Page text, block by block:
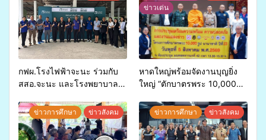
กฟผ.โรงไฟฟ้าจะนะ ร่วมกับ
สสอ.จะนะ และโรงพยาบาล
แพทย์เคลื่อนที่ ประจำปี 2569
ข่าวเด่น
หาดใหญ่พร้อมจัดงานบุญยิ่ง
ใหญ่ “ตักบาตรพระ 10,000
พ่อ” ปีที่ 23 รวมพลัง
พุทธศาสนิกชน 4 ประเทศ
สืบสานประเพณีแห่งศรัทธา
ข่าวการศึกษา ข่าวสังคม ข่าวการศึกษา ข่าวสังคม